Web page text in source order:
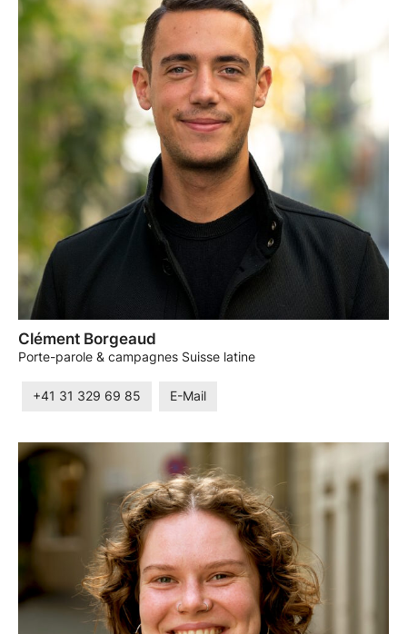
Clément Borgeaud
Porte-parole & campagnes Suisse latine
+41 31 329 69 85 E-Mail